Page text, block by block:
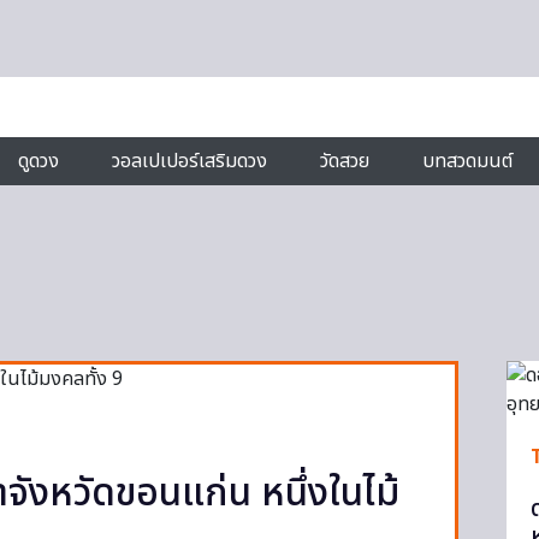
ดูดวง วอลเปเปอร์เสริมดวง วัดสวย บทสวดมนต์
งหวัดขอนแก่น หนึ่งในไม้